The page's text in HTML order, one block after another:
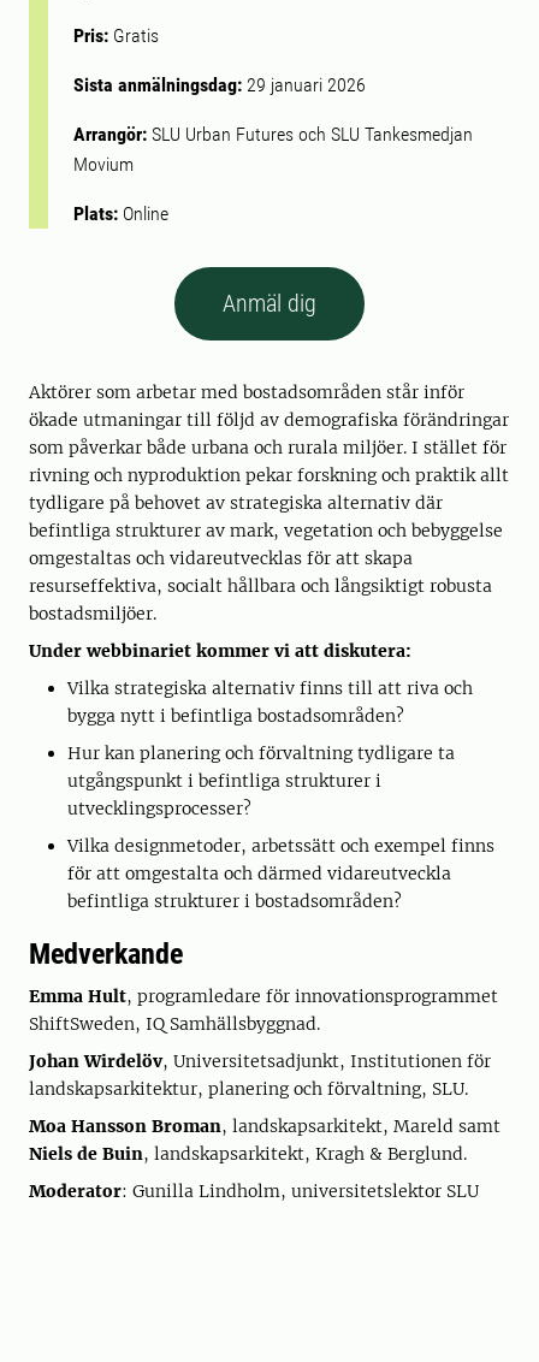
Pris: Gratis
Sista anmälningsdag: 29 januari 2026
Arrangör: SLU Urban Futures och SLU Tankesmedjan
Movium
Plats: Online
Anmäl dig
Aktörer som arbetar med bostadsområden står inför
ökade utmaningar till följd av demografiska förändringar
som påverkar både urbana och rurala miljöer. I stället för
rivning och nyproduktion pekar forskning och praktik allt
tydligare på behovet av strategiska alternativ där
befintliga strukturer av mark, vegetation och bebyggelse
omgestaltas och vidareutvecklas för att skapa
resurseffektiva, socialt hållbara och långsiktigt robusta
bostadsmiljöer.
Under webbinariet kommer vi att diskutera:
Vilka strategiska alternativ finns till att riva och
bygga nytt i befintliga bostadsområden?
Hur kan planering och förvaltning tydligare ta
utgångspunkt i befintliga strukturer i
utvecklingsprocesser?
Vilka designmetoder, arbetssätt och exempel finns
för att omgestalta och därmed vidareutveckla
befintliga strukturer i bostadsområden?
Medverkande
Emma Hult, programledare för innovationsprogrammet
ShiftSweden, IQ Samhällsbyggnad.
Johan Wirdelöv, Universitetsadjunkt, Institutionen för
landskapsarkitektur, planering och förvaltning, SLU.
Moa Hansson Broman, landskapsarkitekt, Mareld samt
Niels de Buin, landskapsarkitekt, Kragh & Berglund.
Moderator: Gunilla Lindholm, universitetslektor SLU